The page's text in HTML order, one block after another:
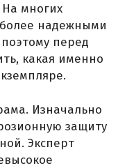
многих
надежными
перед
какая именно
Изначально
защиту
Эксперт